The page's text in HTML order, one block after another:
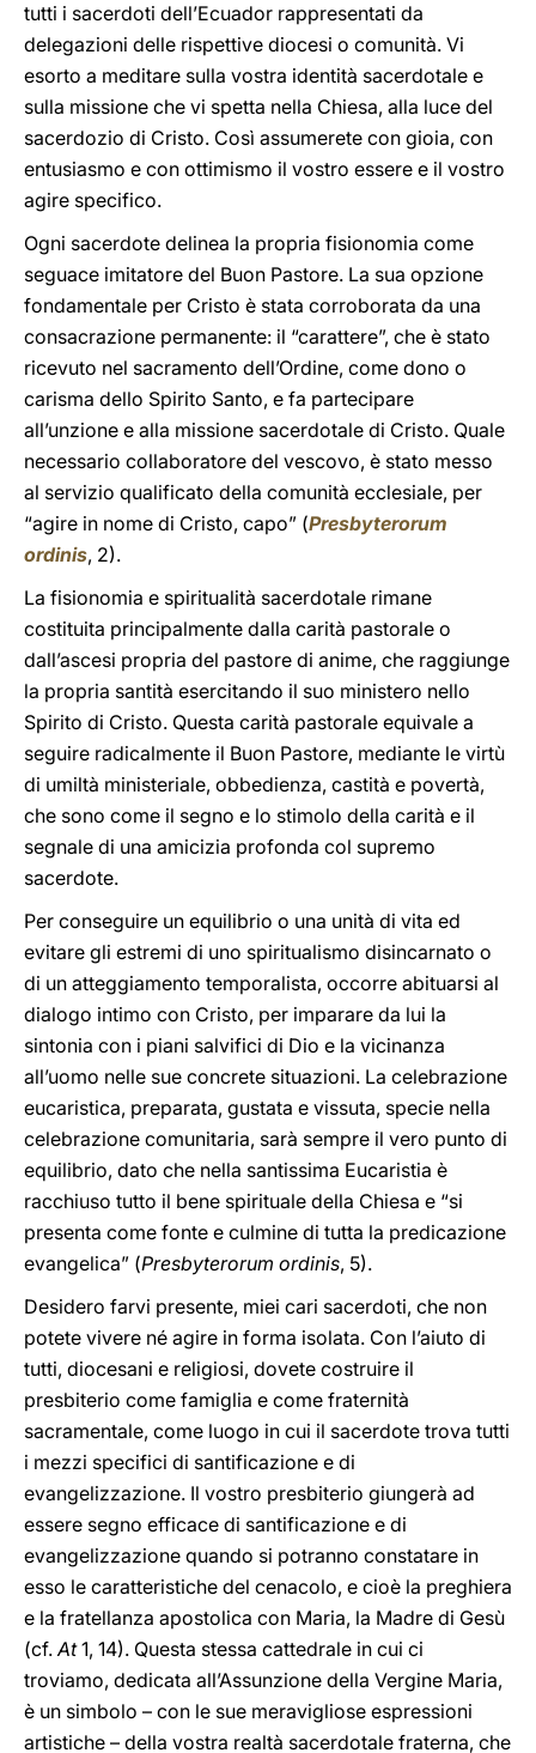
tutti i sacerdoti dell’Ecuador rappresentati da
delegazioni delle rispettive diocesi o comunità. Vi
esorto a meditare sulla vostra identità sacerdotale e
sulla missione che vi spetta nella Chiesa, alla luce del
sacerdozio di Cristo. Così assumerete con gioia, con
entusiasmo e con ottimismo il vostro essere e il vostro
agire specifico.
Ogni sacerdote delinea la propria fisionomia come
seguace imitatore del Buon Pastore. La sua opzione
fondamentale per Cristo è stata corroborata da una
consacrazione permanente: il “carattere”, che è stato
ricevuto nel sacramento dell’Ordine, come dono o
carisma dello Spirito Santo, e fa partecipare
all’unzione e alla missione sacerdotale di Cristo. Quale
necessario collaboratore del vescovo, è stato messo
al servizio qualificato della comunità ecclesiale, per
“agire in nome di Cristo, capo” (Presbyterorum
ordinis, 2).
La fisionomia e spiritualità sacerdotale rimane
costituita principalmente dalla carità pastorale o
dall’ascesi propria del pastore di anime, che raggiunge
la propria santità esercitando il suo ministero nello
Spirito di Cristo. Questa carità pastorale equivale a
seguire radicalmente il Buon Pastore, mediante le virtù
di umiltà ministeriale, obbedienza, castità e povertà,
che sono come il segno e lo stimolo della carità e il
segnale di una amicizia profonda col supremo
sacerdote.
Per conseguire un equilibrio o una unità di vita ed
evitare gli estremi di uno spiritualismo disincarnato o
di un atteggiamento temporalista, occorre abituarsi al
dialogo intimo con Cristo, per imparare da lui la
sintonia con i piani salvifici di Dio e la vicinanza
all’uomo nelle sue concrete situazioni. La celebrazione
eucaristica, preparata, gustata e vissuta, specie nella
celebrazione comunitaria, sarà sempre il vero punto di
equilibrio, dato che nella santissima Eucaristia è
racchiuso tutto il bene spirituale della Chiesa e “si
presenta come fonte e culmine di tutta la predicazione
evangelica” (Presbyterorum ordinis, 5).
Desidero farvi presente, miei cari sacerdoti, che non
potete vivere né agire in forma isolata. Con l’aiuto di
tutti, diocesani e religiosi, dovete costruire il
presbiterio come famiglia e come fraternità
sacramentale, come luogo in cui il sacerdote trova tutti
i mezzi specifici di santificazione e di
evangelizzazione. Il vostro presbiterio giungerà ad
essere segno efficace di santificazione e di
evangelizzazione quando si potranno constatare in
esso le caratteristiche del cenacolo, e cioè la preghiera
e la fratellanza apostolica con Maria, la Madre di Gesù
(cf.At1, 14). Questa stessa cattedrale in cui ci
troviamo, dedicata all’Assunzione della Vergine Maria,
è un simbolo – con le sue meravigliose espressioni
artistiche – della vostra realtà sacerdotale fraterna, che